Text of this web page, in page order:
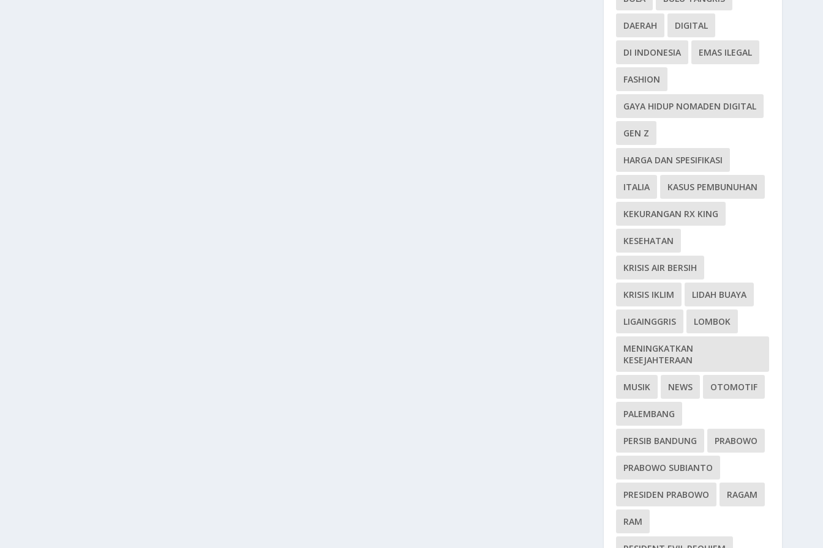
DAERAH DIGITAL
DI INDONESIA EMAS ILEGAL
FASHION
GAYA HIDUP NOMADEN DIGITAL
GEN Z
HARGA DAN SPESIFIKASI
ITALIA KASUS PEMBUNUHAN
KEKURANGAN RX KING
KESEHATAN
KRISIS AIR BERSIH
KRISIS IKLIM LIDAH BUAYA
LIGAINGGRIS LOMBOK
MENINGKATKAN
KESEJAHTERAAN
MUSIK NEWS OTOMOTIF
PALEMBANG
PERSIB BANDUNG PRABOWO
PRABOWO SUBIANTO
PRESIDEN PRABOWO RAGAM
RAM